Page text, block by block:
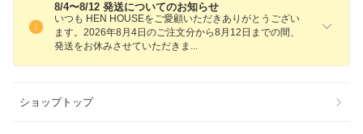
8/4〜8/12 発送についてのお知らせ
いつも HEN HOUSEをご愛顧いただきありがとうござい
ます。2026年8月4日のご注文分から8月12日までの間、
発送をお休みさせていただき ま
ショップトップ